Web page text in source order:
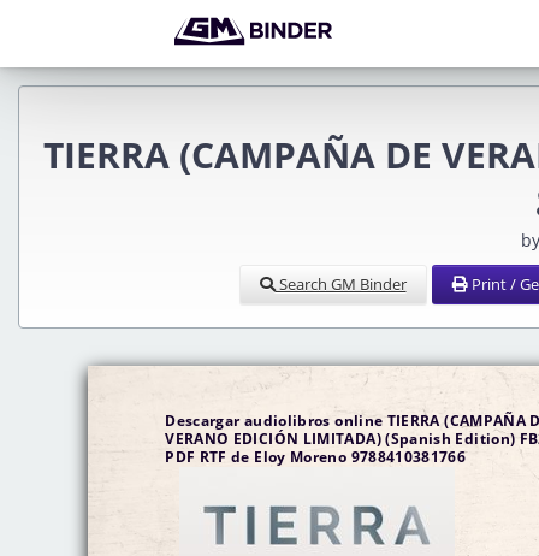
TIERRA (CAMPAÑA DE
Search GM Binder Print /
Descargar audiolibros online TIERRA (CAMPAÑA
VERANO EDICIÓN LIMITADA) (Spanish Edition)
PDF RTF de Eloy Moreno 9788410381766